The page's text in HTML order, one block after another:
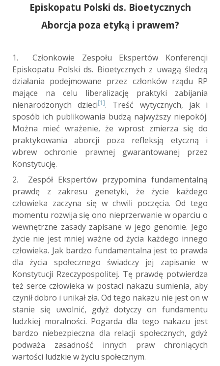
Episkopatu Polski ds. Bioetycznych
Aborcja poza etyką i prawem?
1. Członkowie Zespołu Ekspertów Konferencji
Episkopatu Polski ds. Bioetycznych z uwagą śledzą
działania podejmowane przez członków rządu RP
mające na celu liberalizację praktyki zabijania
nienarodzonych dzieci[1]. Treść wytycznych, jak i
sposób ich publikowania budzą najwyższy niepokój.
Można mieć wrażenie, że wprost zmierza się do
praktykowania aborcji poza refleksją etyczną i
wbrew ochronie prawnej gwarantowanej przez
Konstytucję.
2. Zespół Ekspertów przypomina fundamentalną
prawdę z zakresu genetyki, że życie każdego
człowieka zaczyna się w chwili poczęcia. Od tego
momentu rozwija się ono nieprzerwanie w oparciu o
wewnętrzne zasady zapisane w jego genomie. Jego
życie nie jest mniej ważne od życia każdego innego
człowieka. Jak bardzo fundamentalna jest to prawda
dla życia społecznego świadczy jej zapisanie w
Konstytucji Rzeczypospolitej. Tę prawdę potwierdza
też serce człowieka w postaci nakazu sumienia, aby
czynił dobro i unikał zła. Od tego nakazu nie jest on w
stanie się uwolnić, gdyż dotyczy on fundamentu
ludzkiej moralności. Pogarda dla tego nakazu jest
bardzo niebezpieczna dla relacji społecznych, gdyż
podważa zasadność innych praw chroniących
wartości ludzkie w życiu społecznym.